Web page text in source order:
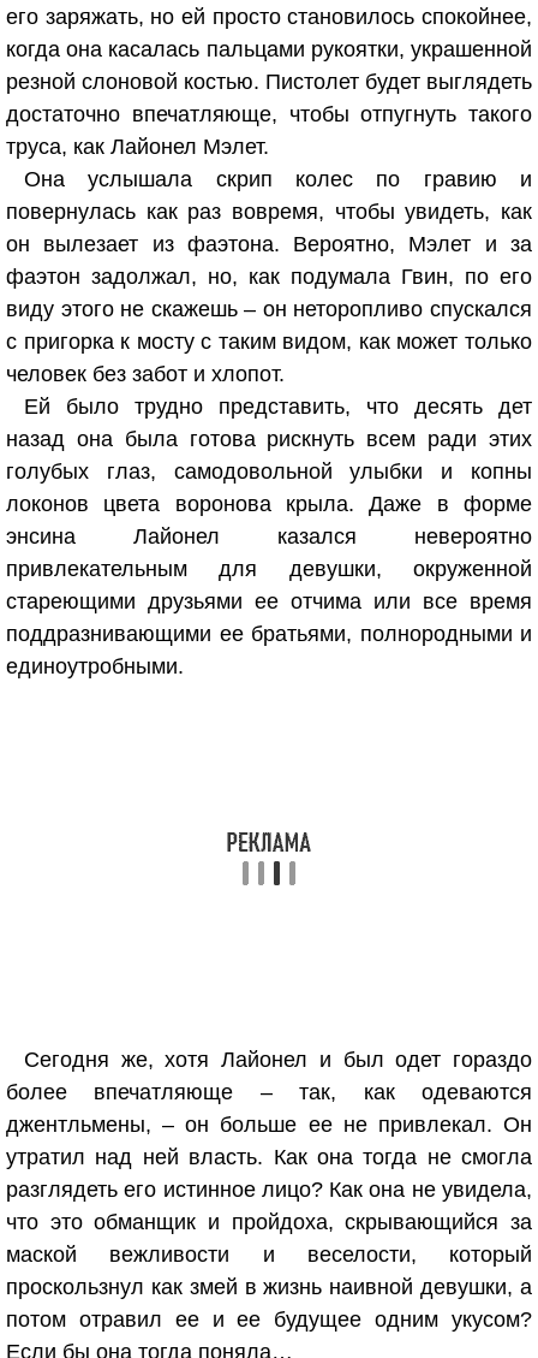
его заряжать, но ей просто становилось спокойнее,
когда она касалась пальцами рукоятки, украшенной
резной слоновой костью. Пистолет будет выглядеть
достаточно впечатляюще, чтобы отпугнуть такого
труса, как Лайонел Мэлет.
Она услышала скрип колес по гравию и
повернулась как раз вовремя, чтобы увидеть, как
он вылезает из фаэтона. Вероятно, Мэлет и за
фаэтон задолжал, но, как подумала Гвин, по его
виду этого не скажешь – он неторопливо спускался
с пригорка к мосту с таким видом, как может только
человек без забот и хлопот.
Ей было трудно представить, что десять дет
назад она была готова рискнуть всем ради этих
голубых глаз, самодовольной улыбки и копны
локонов цвета воронова крыла. Даже в форме
энсина Лайонел казался невероятно
привлекательным для девушки, окруженной
стареющими друзьями ее отчима или все время
поддразнивающими ее братьями, полнородными и
единоутробными.
Сегодня же, хотя Лайонел и был одет гораздо
более впечатляюще – так, как одеваются
джентльмены, – он больше ее не привлекал. Он
утратил над ней власть. Как она тогда не смогла
разглядеть его истинное лицо? Как она не увидела,
что это обманщик и пройдоха, скрывающийся за
маской вежливости и веселости, который
проскользнул как змей в жизнь наивной девушки, а
потом отравил ее и ее будущее одним укусом?
Если бы она тогда поняла…